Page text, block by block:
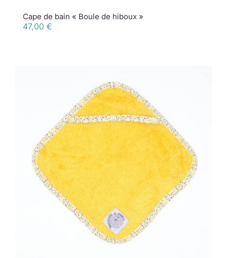
Cape de bain « Boule de hiboux »
47,00 €